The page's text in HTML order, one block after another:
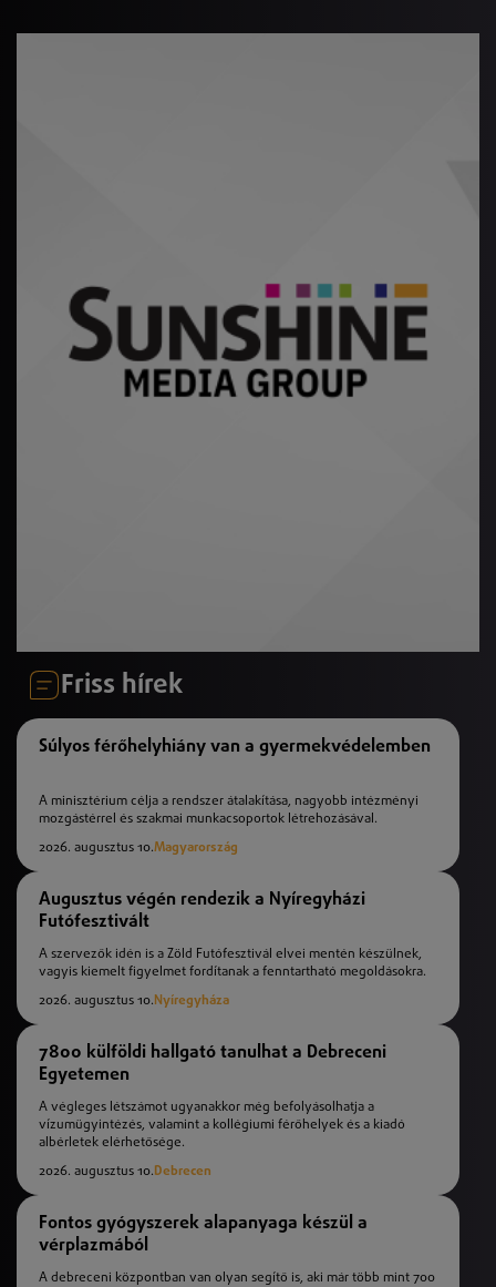
Friss hírek
Súlyos férőhelyhiány van a gyermekvédelemben
A minisztérium célja a rendszer átalakítása, nagyobb intézményi
mozgástérrel és szakmai munkacsoportok létrehozásával.
2026. augusztus 10.Magyarország
Augusztus végén rendezik a Nyíregyházi
Futófesztivált
A szervezők idén is a Zöld Futófesztivál elvei mentén készülnek,
vagyis kiemelt figyelmet fordítanak a fenntartható megoldásokra.
2026. augusztus 10. Nyíregyháza
7800 külföldi hallgató tanulhat a Debreceni
Egyetemen
A végleges létszámot ugyanakkor még befolyásolhatja a
vízumügyintézés, valamint a kollégiumi férőhelyek és a kiadó
albérletek elérhetősége.
2026. augusztus 10.Debrecen
Fontos gyógyszerek alapanyaga készül a
vérplazmából
A debreceni központban van olyan segítő is, aki már több mint 700